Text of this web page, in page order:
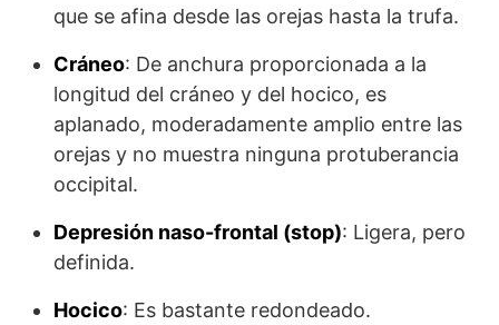
que se afina desde las orejas hasta la trufa.
Cráneo: De anchura proporcionada a la
longitud del cráneo y del hocico, es
aplanado, moderadamente amplio entre las
orejas y no muestra ningu­na protuberancia
occipital.
Depresión naso-frontal (stop): Ligera, pero
definida.
Hocico: Es bastante redondeado.